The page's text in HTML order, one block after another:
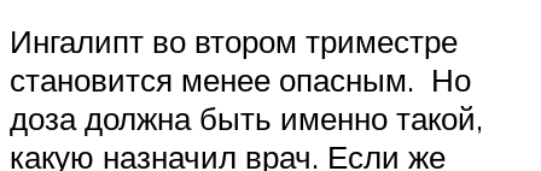
Ингалипт во втором триместре
становится менее опасным. Но
доза должна быть именно такой,
какую назначил врач. Если же